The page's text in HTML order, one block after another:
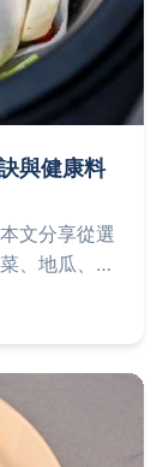
與健康料
文分享從選
、地瓜、櫛
、健康少油